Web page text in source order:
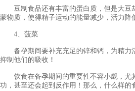
豆制食品还有丰富的蛋白质，但是大豆
蒙物质，使得精子运动的能量减少，活力降
4、菠菜
备孕期间要补充充足的锌和钙，为精力
抑制他们的吸收！
饮食在备孕期间的重要性不容小觑，尤
功，甚至还会起到反作用！那么，什么样的